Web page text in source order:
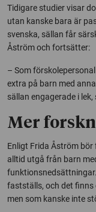
Tidigare studier visar
utan kanske bara är
svenska, sällan får
Åström och fortsätter:
– Som
extra på barn med
sällan engagerade i
Mer
Enligt Frida Åström
alltid utgå från barn
fastställs, och det finns
men som kanske inte